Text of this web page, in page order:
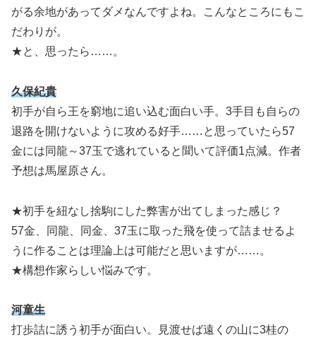
がる余地があってダメなんですよね。こんなところにもこ
だわりが。
★と、思ったら……。
久保紀貴
初手が自ら王を窮地に追い込む面白い手。3手目も自らの
退路を開けないように攻める好手……と思っていたら57
金には同龍～37玉で逃れていると聞いて評価1点減。作者
予想は馬屋原さん。
★初手を紐なし捨駒にした弊害が出てしまった感じ？
57金、同龍、同金、37玉に取った飛を使って詰ませるよ
うに作ることは理論上は可能だと思いますが……。
★構想作家らしい悩みです。
河童生
打歩詰に誘う初手が面白い。見渡せば遠くの山に3桂の